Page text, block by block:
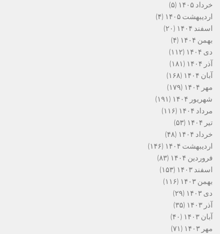
خرداد ۱۴۰۵
(۵)
اردیبهشت ۱۴۰۵
(۴)
اسفند ۱۴۰۴
(۲۰)
بهمن ۱۴۰۴
(۴)
دی ۱۴۰۴
(۱۱۲)
آذر ۱۴۰۴
(۱۸۱)
آبان ۱۴۰۴
(۱۶۸)
مهر ۱۴۰۴
(۱۷۹)
شهریور ۱۴۰۴
(۱۹۱)
مرداد ۱۴۰۴
(۱۱۶)
تیر ۱۴۰۴
(۵۳)
خرداد ۱۴۰۴
(۴۸)
اردیبهشت ۱۴۰۴
(۱۴۶)
فروردین ۱۴۰۴
(۸۳)
اسفند ۱۴۰۳
(۱۵۳)
بهمن ۱۴۰۳
(۱۱۶)
دی ۱۴۰۳
(۲۹)
آذر ۱۴۰۳
(۳۵)
آبان ۱۴۰۳
(۴۰)
مهر ۱۴۰۳
(۷۱)